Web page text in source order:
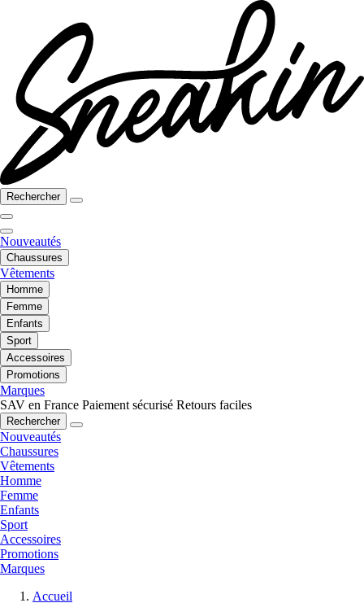
Rechercher
Nouveautés
Chaussures
Vêtements
Homme
Femme
Enfants
Sport
Accessoires
Promotions
Marques
SAV en France Paiement sécurisé Retours faciles
Rechercher
Nouveautés
Chaussures
Vêtements
Homme
Femme
Enfants
Sport
Accessoires
Promotions
Marques
Accueil